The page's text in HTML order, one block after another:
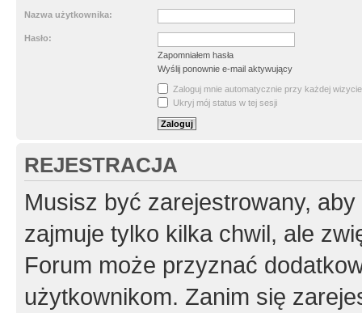
Nazwa użytkownika:
Hasło:
Zapomniałem hasła
Wyślij ponownie e-mail aktywujący
Zaloguj mnie automatycznie przy każdej wizycie
Ukryj mój status w tej sesji
REJESTRACJA
Musisz być zarejestrowany,
zajmuje tylko kilka chwil, ale
Forum może przyznać
użytkownikom. Zanim się